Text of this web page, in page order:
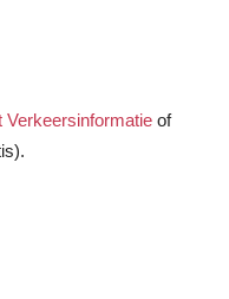
Verkeersinformatie of